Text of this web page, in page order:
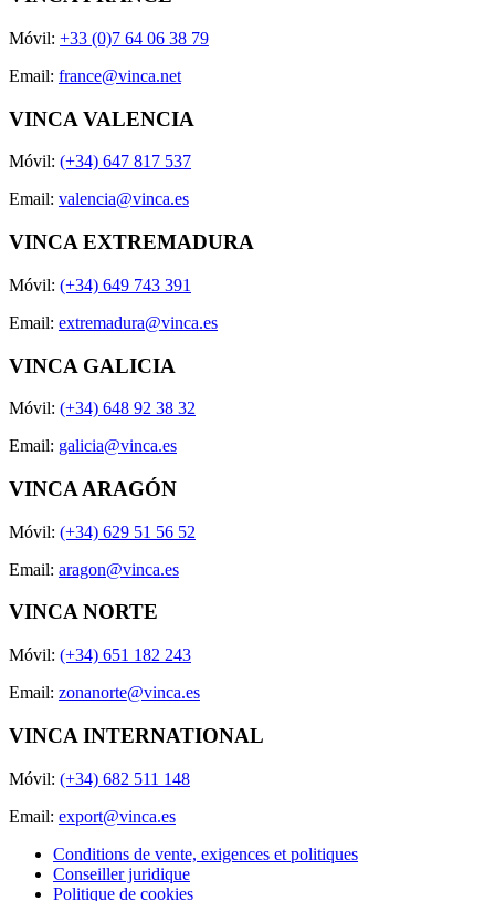
Móvil: +33 (0)7 64 06 38 79
Email: france@vinca.net
VINCA VALENCIA
Móvil: (+34) 647 817 537
Email: valencia@vinca.es
VINCA EXTREMADURA
Móvil: (+34) 649 743 391
Email: extremadura@vinca.es
VINCA GALICIA
Móvil: (+34) 648 92 38 32
Email: galicia@vinca.es
VINCA ARAGÓN
Móvil: (+34) 629 51 56 52
Email: aragon@vinca.es
VINCA NORTE
Móvil: (+34) 651 182 243
Email: zonanorte@vinca.es
VINCA INTERNATIONAL
Móvil: (+34) 682 511 148
Email: export@vinca.es
Conditions de vente, exigences et politiques
Conseiller juridique
Politique de cookies